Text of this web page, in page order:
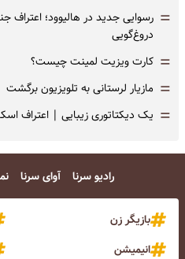
= رسوایی جدید در هالیوود؛ اعتراف
دروغ‌گویی
= کارت ویزیت لمینت چیست؟
= مازیار لرستانی به تلویزیون برگشت
= یک دیکتاتوری زیبایی | اعتراف
رادیو سرنا آوای سرنا
بازیگر زن
انیمیشن